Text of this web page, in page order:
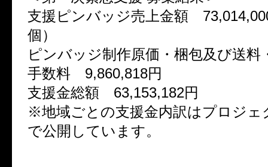
支援ピンバッジ売上金額
個）
ピンバッジ制作原価・梱包及び送料
手数料 9,860,818円
支援金総額 63,153,182円
※地域ごとの支援金内訳はプロジェ
で公開しています。